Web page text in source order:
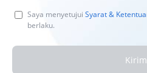
Saya menyetujui Syarat &
berlaku.
Kirim